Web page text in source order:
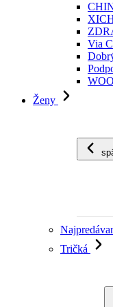
Via
Ženy
Tričká